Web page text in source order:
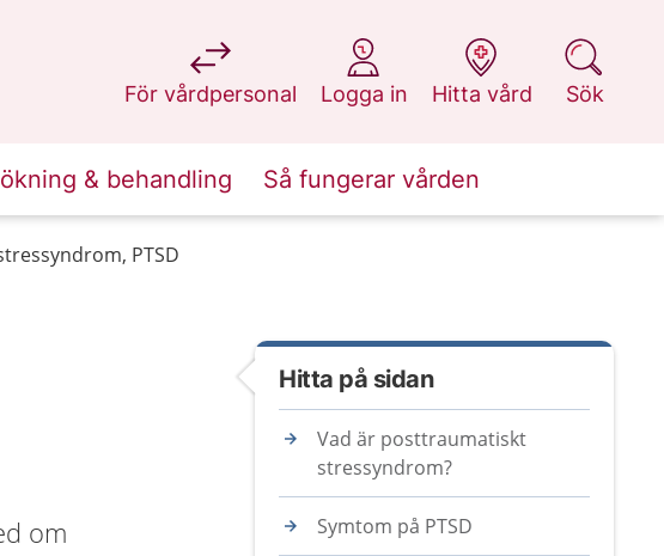
För vårdpersonal
på 1177.se
Logga in
på 1177.se
Hitta vård
på 1177.se
Sök
på 1177.se
& behandling Så fungerar vården
PTSD
om
Hitta på sidan
Vad är posttraumatiskt
stressyndrom?
Symtom på PTSD